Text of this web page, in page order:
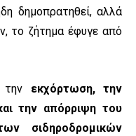
δημοπρατηθεί, αλλά
το ζήτημα έφυγε από
την εκχόρτωση, την
την απόρριψη του
σιδηροδρομικών